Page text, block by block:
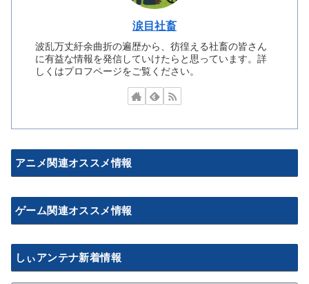
涙目社畜
波乱万丈紆余曲折の遍歴から、彷徨える社畜の皆さん
に有益な情報を発信していけたらと思っています。詳
しくはプロフページをご覧ください。
アニメ関連オススメ情報
ゲーム関連オススメ情報
しぃアンテナ新着情報